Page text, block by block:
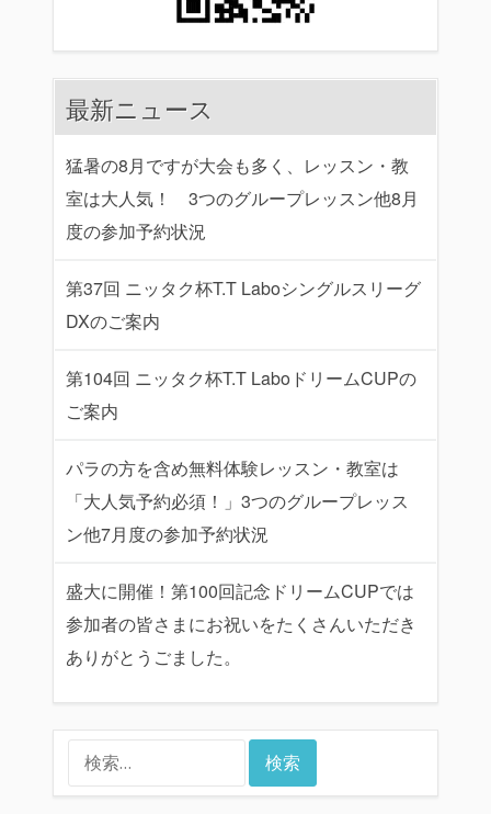
最新ニュース
猛暑の8月ですが大会も多く、レッスン・教
室は大人気！ 3つのグループレッスン他8月
度の参加予約状況
第37回 ニッタク杯T.T Laboシングルスリーグ
DXのご案内
第104回 ニッタク杯T.T LaboドリームCUPの
ご案内
パラの方を含め無料体験レッスン・教室は
「大人気予約必須！」3つのグループレッス
ン他7月度の参加予約状況
盛大に開催！第100回記念ドリームCUPでは
参加者の皆さまにお祝いをたくさんいただき
ありがとうごました。
索: